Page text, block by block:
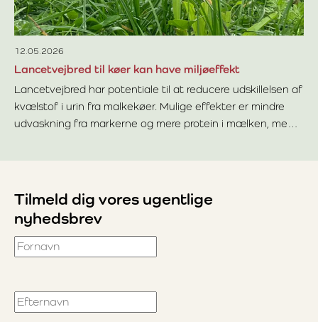
12.05.2026
Lancetvejbred til køer kan have miljøeffekt
Lancetvejbred har potentiale til at reducere udskillelsen af
kvælstof i urin fra malkekøer. Mulige effekter er mindre
udvaskning fra markerne og mere protein i mælken, men
Tilmeld dig vores ugentlige
nyhedsbrev
Fornavn
Efternavn